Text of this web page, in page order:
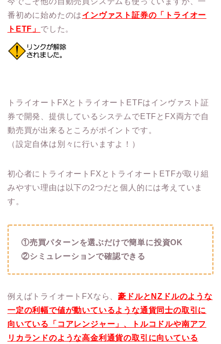
番初めに始めたのはインヴァスト証券の「トライオー
ト ETF 」 でした。
トライオートFXとトライオートETFはインヴァスト証
券で開発、提供しているシステムでETFとFX両方で自
動売買が出来るところがポイントです。
（設定自体は別々に行いますよ！）
初心者にトライオートFXとトライオートETFが取り組
みやすい理由は以下の2つだと個人的には考えていま
す。
①売買パターンを選ぶだけで簡単に投資OK
②シミュレーションで確認できる
例えばトライオートFXなら、豪ドルと NZ ドルのような
一定の利幅で値が動いているような通貨同士の取引に
向いている「コアレンジャー」、トルコドルや南アフ
リカランドのような高金利通貨の取引に向いている